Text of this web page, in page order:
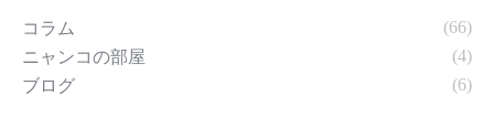
コラム
(66)
ニャンコの部屋
(4)
ブログ
(6)